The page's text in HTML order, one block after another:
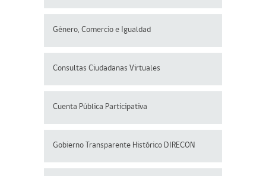
Género, Comercio e Igualdad
Consultas Ciudadanas Virtuales
Cuenta Pública Participativa
Gobierno Transparente Histórico DIRECON